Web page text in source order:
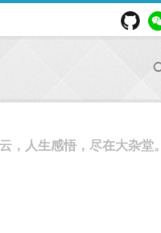
，人生感悟，尽在大杂堂。